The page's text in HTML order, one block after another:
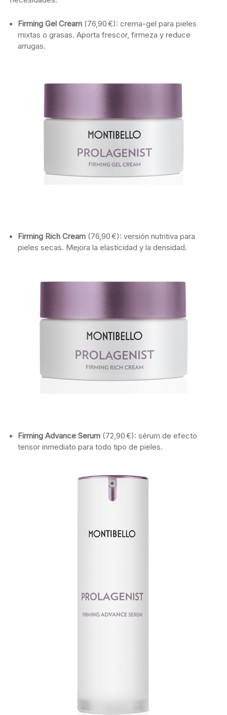
Firming Gel Cream (76,90 €): crema-gel para pieles
mixtas o grasas. Aporta frescor, firmeza y reduce
arrugas.
Firming Rich Cream (76,90 €): versión nutritiva para
pieles secas. Mejora la elasticidad y la densidad.
Firming Advance Serum (72,90 €): sérum de efecto
tensor inmediato para todo tipo de pieles.